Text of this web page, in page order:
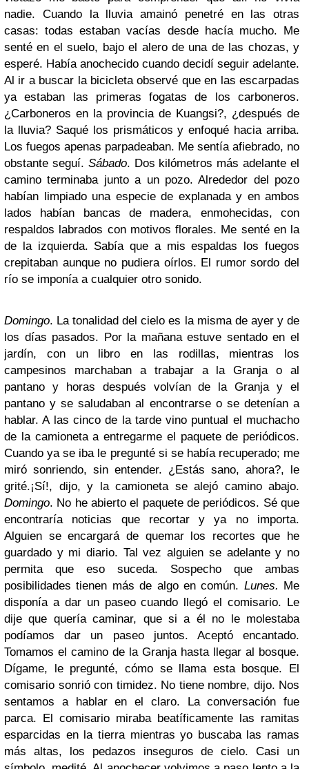
nadie. Cuando la lluvia amainó penetré en las otras
casas: todas estaban vacías desde hacía mucho. Me
senté en el suelo, bajo el alero de una de las chozas, y
esperé. Había anochecido cuando decidí seguir adelante.
Al ir a buscar la bicicleta observé que en las escarpadas
ya estaban las primeras fogatas de los carboneros.
¿Carboneros en la provincia de Kuangsi?, ¿después de
la lluvia? Saqué los prismáticos y enfoqué hacia arriba.
Los fuegos apenas parpadeaban. Me sentía afiebrado, no
obstante seguí. Sábado. Dos kilómetros más adelante el
camino terminaba junto a un pozo. Alrededor del pozo
habían limpiado una especie de explanada y en ambos
lados habían bancas de madera, enmohecidas, con
respaldos labrados con motivos florales. Me senté en la
de la izquierda. Sabía que a mis espaldas los fuegos
crepitaban aunque no pudiera oírlos. El rumor sordo del
río se imponía a cualquier otro sonido.
Domingo. La tonalidad del cielo es la misma de ayer y de
los días pasados. Por la mañana estuve sentado en el
jardín, con un libro en las rodillas, mientras los
campesinos marchaban a trabajar a la Granja o al
pantano y horas después volvían de la Granja y el
pantano y se saludaban al encontrarse o se detenían a
hablar. A las cinco de la tarde vino puntual el muchacho
de la camioneta a entregarme el paquete de periódicos.
Cuando ya se iba le pregunté si se había recuperado; me
miró sonriendo, sin entender. ¿Estás sano, ahora?, le
grité.¡Sí!, dijo, y la camioneta se alejó camino abajo.
Domingo. No he abierto el paquete de periódicos. Sé que
encontraría noticias que recortar y ya no importa.
Alguien se encargará de quemar los recortes que he
guardado y mi diario. Tal vez alguien se adelante y no
permita que eso suceda. Sospecho que ambas
posibilidades tienen más de algo en común. Lunes. Me
disponía a dar un paseo cuando llegó el comisario. Le
dije que quería caminar, que si a él no le molestaba
podíamos dar un paseo juntos. Aceptó encantado.
Tomamos el camino de la Granja hasta llegar al bosque.
Dígame, le pregunté, cómo se llama esta bosque. El
comisario sonrió con timidez. No tiene nombre, dijo. Nos
sentamos a hablar en el claro. La conversación fue
parca. El comisario miraba beatíficamente las ramitas
esparcidas en la tierra mientras yo buscaba las ramas
más altas, los pedazos inseguros de cielo. Casi un